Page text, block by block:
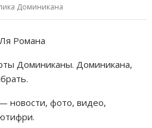
и
т
ь
Доминикана
Романа
Доминиканы. Доминикана,
новости, фото, видео,